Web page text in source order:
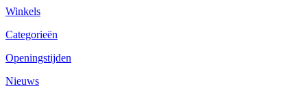
Winkels
Categorieën
Openingstijden
Nieuws